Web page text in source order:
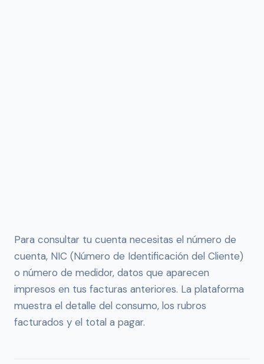
Para consultar tu cuenta necesitas el número de
cuenta, NIC (Número de Identificación del Cliente)
o número de medidor, datos que aparecen
impresos en tus facturas anteriores. La plataforma
muestra el detalle del consumo, los rubros
facturados y el total a pagar.